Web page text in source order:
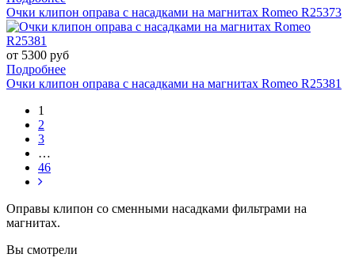
Очки клипон оправа с насадками на магнитах Romeo R25373
от 5300 руб
Подробнее
Очки клипон оправа с насадками на магнитах Romeo R25381
1
2
3
…
46
Оправы клипон со сменными насадками фильтрами на
магнитах.
Вы смотрели